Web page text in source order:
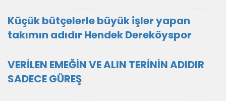
Küçük bütçelerle büyük işler yapan
takımın adıdır Hendek Dereköyspor
VERİLEN EMEĞİN VE ALIN TERİNİN ADIDIR
SADECE GÜREŞ